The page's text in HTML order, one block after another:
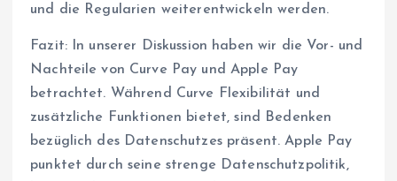
und die Regularien weiterentwickeln werden.
Fazit: In unserer Diskussion haben wir die Vor- und
Nachteile von Curve Pay und Apple Pay
betrachtet. Während Curve Flexibilität und
zusätzliche Funktionen bietet, sind Bedenken
bezüglich des Datenschutzes präsent. Apple Pay
punktet durch seine strenge Datenschutzpolitik,